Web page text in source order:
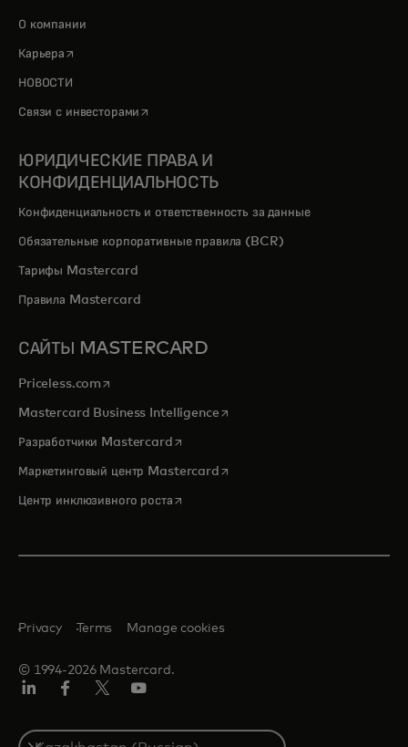
О компании
Карьера opens in a new tab
НОВОСТИ
Связи с инвесторами opens in a new tab
ЮРИДИЧЕСКИЕ ПРАВА И
КОНФИДЕНЦИАЛЬНОСТЬ
Конфиденциальность и ответственность за данные
Обязательные корпоративные правила (BCR)
Тарифы Mastercard
Правила Mastercard
САЙТЫ MASTERCARD
Priceless.com opens in a new tab
Mastercard Business Intelligenceopens in a new tab
Разработчики Mastercardopens in a new tab
Маркетинговый центр Mastercardopens in a new tab
Центр инклюзивного ростаopens in a new tab
© 1994-2026 Mastercard.
Privacy Terms Manage cookies
Select